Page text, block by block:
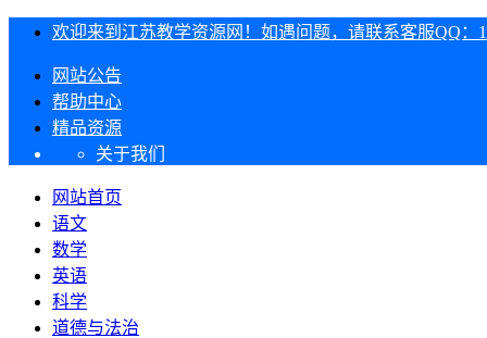
欢迎来到江苏教学资源网！如遇问题，请联系客服QQ：
网站公告
帮助中心
精品资源
关于我们
网站首页
语文
数学
英语
科学
道德与法治